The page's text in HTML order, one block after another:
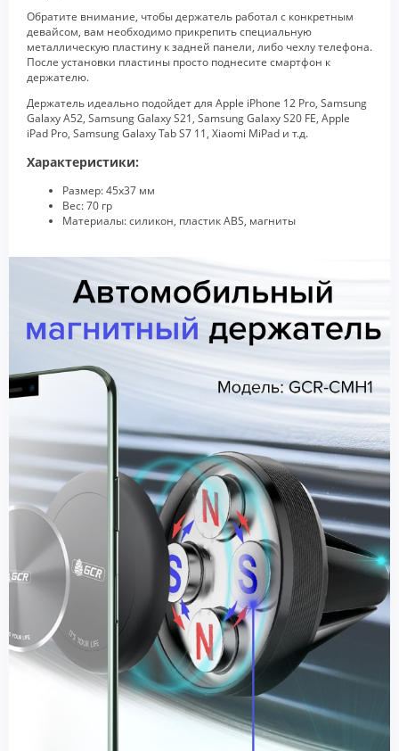
Обратите внимание, чтобы держатель работал с конкретным
девайсом, вам необходимо прикрепить специальную
металлическую пластину к задней панели, либо чехлу телефона.
После установки пластины просто поднесите смартфон к
держателю.
Держатель идеально подойдет для Apple iPhone 12 Pro, Samsung
Galaxy A52, Samsung Galaxy S21, Samsung Galaxy S20 FE, Apple
iPad Pro, Samsung Galaxy Tab S7 11, Xiaomi MiPad и т.д.
Характеристики:
Размер: 45х37 мм
Вес: 70 гр
Материалы: силикон, пластик ABS, магниты